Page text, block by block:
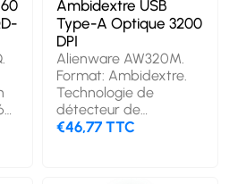
Ambidextre USB
Type-A Optique 3200
DPI
Alienware AW320M.
Format: Ambidextre.
Technologie de
détecteur de
mouvement: Optique,
€46,77 TTC